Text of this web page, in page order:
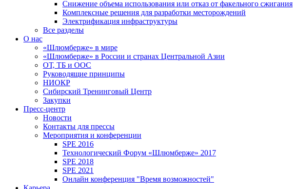
Снижение объема использования или отказ от факельного сжигания
Комплексные решения для разработки месторождений
Электрификация инфраструктуры
Все разделы
О нас
«Шлюмберже» в мире
«Шлюмберже» в России и странах Центральной Азии
ОТ, ТБ и ООС
Руководящие принципы
НИОКР
Сибирский Тренинговый Центр
Закупки
Пресс-центр
Новости
Контакты для прессы
Мероприятия и конференции
SPE 2016
Технологический Форум «Шлюмберже» 2017
SPE 2018
SPE 2021
Онлайн конференция "Время возможностей"